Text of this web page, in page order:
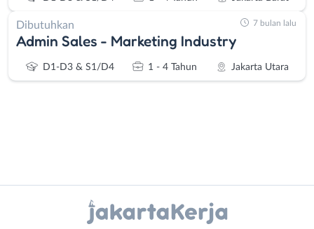
Dibutuhkan
Admin Sales - Marketing Industry
D1-D3 & S1/D4 1 - 4 Tahun Jakarta Utara
7 bulan lalu
Gizi
Work)
X - Twitter Telegram
Kanal Lainnya..